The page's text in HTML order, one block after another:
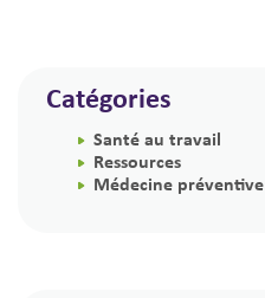
Catégories
Santé au travail
Ressources
Médecine préventive